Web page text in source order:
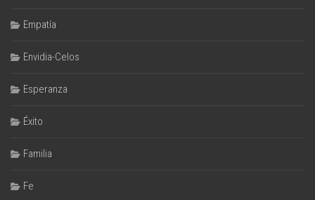
Empatía
Envidia-Celos
Esperanza
Éxito
Familia
Fe